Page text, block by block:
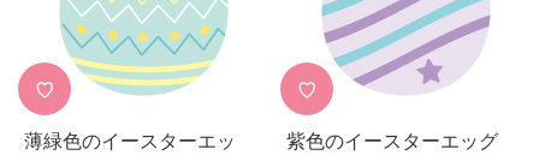
♡
薄緑色のイースターエッ
♡
紫色のイースターエッグ